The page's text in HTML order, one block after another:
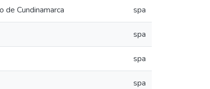
de Cundinamarca spa
spa
spa
spa